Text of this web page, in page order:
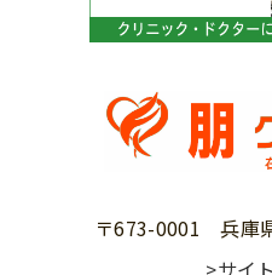
〒673-0001 兵庫
>サイ